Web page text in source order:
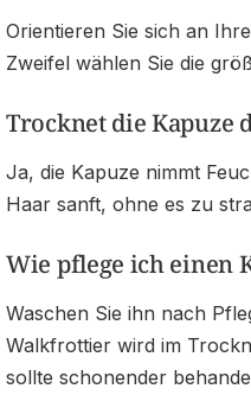
Orientieren Sie sich an
Zweifel wählen Sie die
Trocknet die Kapuze
Ja, die Kapuze nimmt
Haar sanft, ohne es zu
Wie pflege ich einen
Waschen Sie ihn nach
Walkfrottier wird im
sollte schonender